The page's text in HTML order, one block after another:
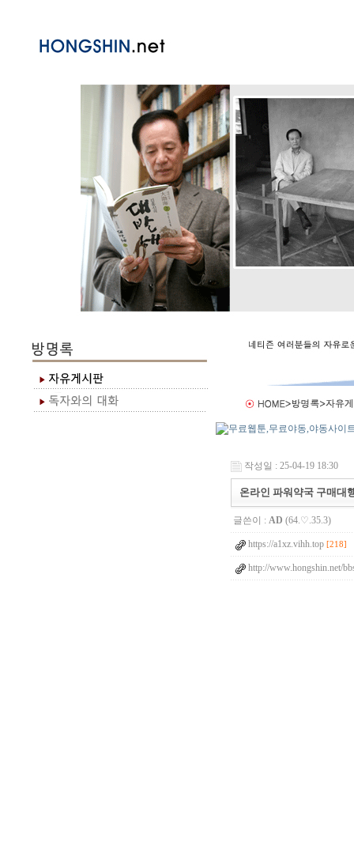
작성일 : 25-04-19 18:30
온라인 파워약국 구매대
글쓴이 : AD (64.♡.35.3)
https://a1xz.vihh.top [218]
http://www.hongshin.net/